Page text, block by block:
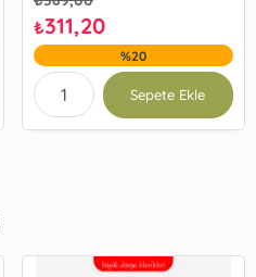
₺311,20
%20
Sepete Ekle